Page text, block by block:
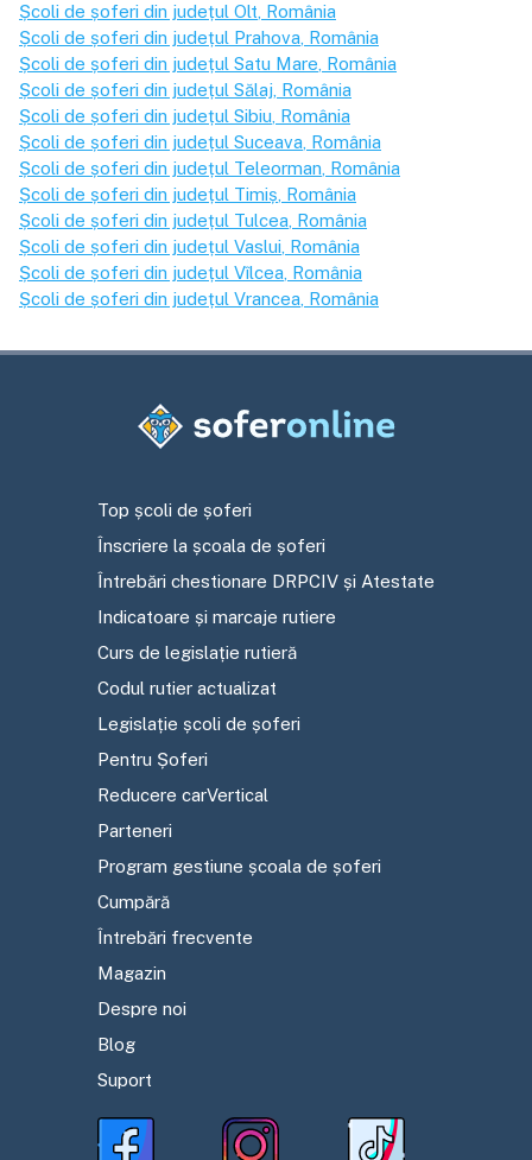
Școli de șoferi din județul Olt , România
Școli de șoferi din județul Prahova , România
Școli de șoferi din județul Satu Mare , România
Școli de șoferi din județul Sălaj , România
Școli de șoferi din județul Sibiu , România
Școli de șoferi din județul Suceava , România
Școli de șoferi din județul Teleorman , România
Școli de șoferi din județul Timiș , România
Școli de șoferi din județul Tulcea , România
Școli de șoferi din județul Vaslui , România
Școli de șoferi din județul Vîlcea , România
Școli de șoferi din județul Vrancea , România
Top școli de șoferi
Înscriere la școala de șoferi
Întrebări chestionare DRPCIV și Atestate
Indicatoare și marcaje rutiere
Curs de legislație rutieră
Codul rutier actualizat
Legislație școli de șoferi
Pentru Șoferi
Reducere carVertical
Parteneri
Program gestiune școala de șoferi
Cumpără
Întrebări frecvente
Magazin
Despre noi
Blog
Suport